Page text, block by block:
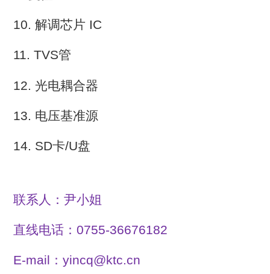
10. 解调芯片 IC
11. TVS管
12. 光电耦合器
13. 电压基准源
14. SD卡/U盘
联系人：尹小姐
直线电话：0755-36676182
E-mail：yincq@ktc.cn